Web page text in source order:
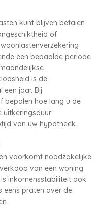
kunt blijven betalen
of
een bepaalde periode
is de
jaar. Bij
bepalen hoe lang u de
uitkeringsduur
van uw hypotheek.
voorkomt noodzakelijke
van een woning
inkomensstabiliteit ook
eens praten over de